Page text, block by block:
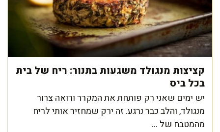
קציצות מנגולד משגעות בתנור: ריח של בית
בכל ביס
יש ימים שאני רק פותחת את המקרר ורואה צרור
מנגולד, והלב כבר נרגע. זה ירק שמחזיר אותי לריח
מהמטבח של ...